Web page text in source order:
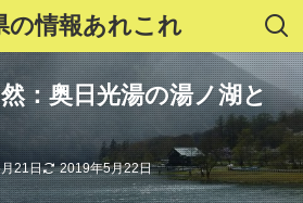
の情報あれこれ
：奥日光湯の湯ノ湖と
21日 2019年5月22日